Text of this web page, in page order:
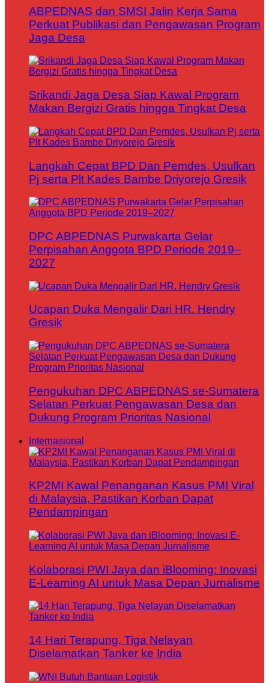
ABPEDNAS dan SMSI Jalin Kerja Sama
Perkuat Publikasi dan Pengawasan Program
Jaga Desa
Srikandi Jaga Desa Siap Kawal Program
Makan Bergizi Gratis hingga Tingkat Desa
Langkah Cepat BPD Dan Pemdes, Usulkan
Pj serta Plt Kades Bambe Driyorejo Gresik
DPC ABPEDNAS Purwakarta Gelar
Perpisahan Anggota BPD Periode 2019–
2027
Ucapan Duka Mengalir Dari HR. Hendry
Gresik
Pengukuhan DPC ABPEDNAS se-Sumatera
Selatan Perkuat Pengawasan Desa dan
Dukung Program Prioritas Nasional
Internasional
KP2MI Kawal Penanganan Kasus PMI Viral
di Malaysia, Pastikan Korban Dapat
Pendampingan
Kolaborasi PWI Jaya dan iBlooming: Inovasi
E-Learning AI untuk Masa Depan Jurnalisme
14 Hari Terapung, Tiga Nelayan
Diselamatkan Tanker ke India